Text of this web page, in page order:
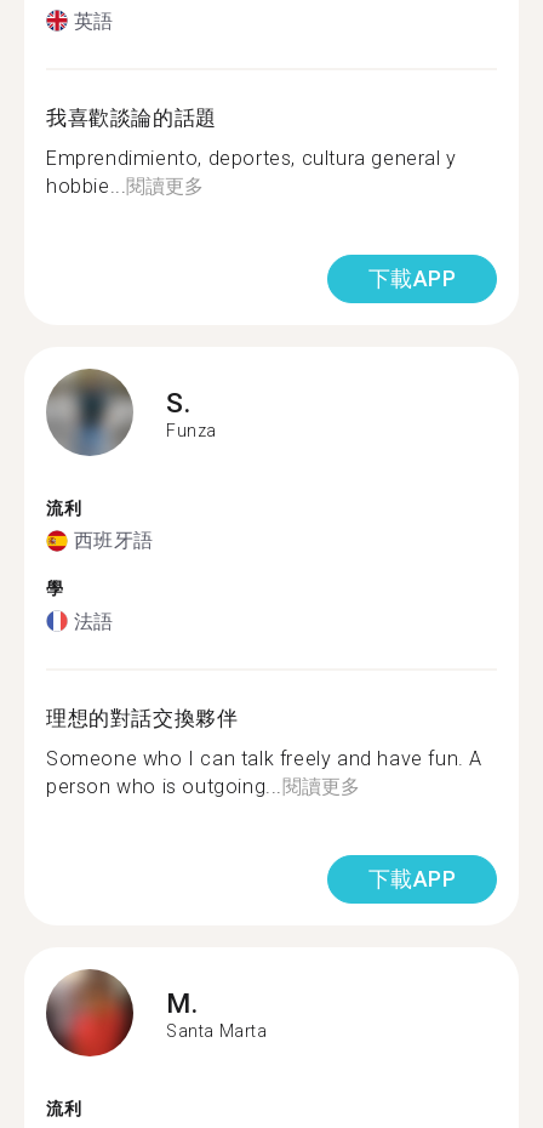
英語
我喜歡談論的話題
Emprendimiento, deportes, cultura general y
hobbie... 閱讀更多
下載APP
S.
Funza
流利
西班牙語
學
法語
理想的對話交換夥伴
Someone who I can talk freely and have fun. A
person who is outgoing... 閱讀更多
下載APP
M.
Santa Marta
流利